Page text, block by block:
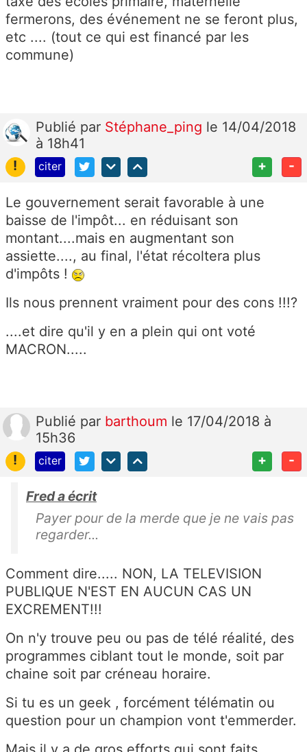
fermerons, des événement ne se feront plus,
etc .... (tout ce qui est financé par les
commune)
Publié par Stéphane_ping le 14/04/2018
à 18h41
!
citer + -
Le gouvernement serait favorable à une
baisse de l'impôt... en réduisant son
montant....mais en augmentant son
assiette...., au final, l'état récoltera plus
d'impôts !
Ils nous prennent vraiment pour des cons !!!?
....et dire qu'il y en a plein qui ont voté
MACRON.....
Publié par barthoum le 17/04/2018 à
15h36
!
citer + -
Fred a écrit
Payer pour de la merde que je ne vais pas
regarder...
Comment dire..... NON, LA TELEVISION
PUBLIQUE N'EST EN AUCUN CAS UN
EXCREMENT!!!
On n'y trouve peu ou pas de télé réalité, des
programmes ciblant tout le monde, soit par
chaine soit par créneau horaire.
Si tu es un geek , forcément télématin ou
question pour un champion vont t'emmerder.